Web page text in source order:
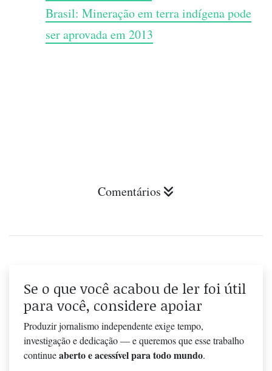
Brasil: Mineração em terra indígena pode
ser aprovada em 2013
Comentários
Se o que você acabou de ler foi útil
para você, considere apoiar
Produzir jornalismo independente exige tempo,
investigação e dedicação — e queremos que esse trabalho
continueaberto e acessível para todo mundo.